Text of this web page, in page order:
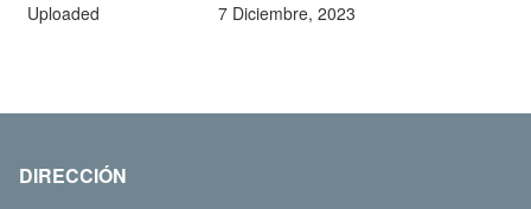
Uploaded 7 Diciembre, 2023
DIRECCIÓN